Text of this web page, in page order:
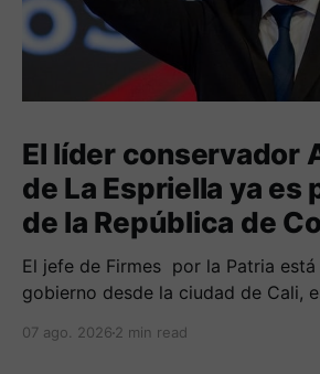
El líder conservador
de La Espriella ya es
de la República de
El jefe de Firmes por la Patria
gobierno desde la ciudad de Cali,
gobiernos conservadores.
07 ago. 2026 2 min read